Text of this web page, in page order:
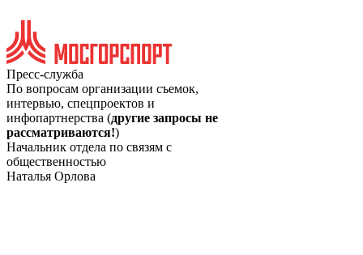
Пресс-служба
По вопросам организации съемок,
интервью, спецпроектов и
инфопартнерства (другие запросы не
рассматриваются!)
Начальник отдела по связям с
общественностью
Наталья Орлова